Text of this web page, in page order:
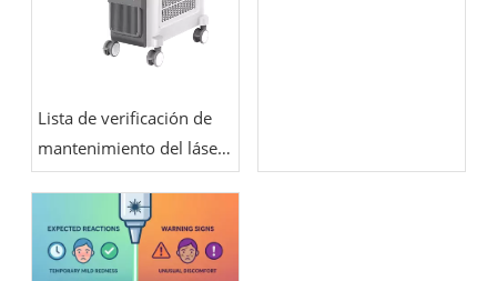
Lista de verificación de
mantenimiento del láser
de picosegundos:
refrigeración, calibración
de energía, óptica y
cuidado de la pieza de